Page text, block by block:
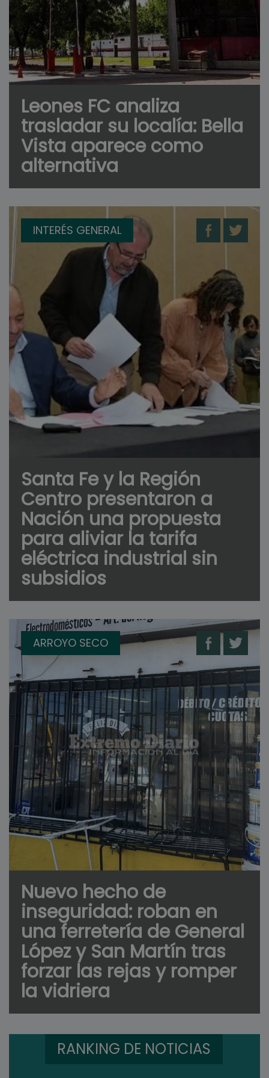
Leones FC analiza
trasladar su localía: Bella
Vista aparece como
alternativa
INTERÉS GENERAL
Santa Fe y la Región
Centro presentaron a
Nación una propuesta
para aliviar la tarifa
eléctrica industrial sin
subsidios
ARROYO SECO
Nuevo hecho de
inseguridad: roban en
una ferretería de General
López y San Martín tras
forzar las rejas y romper
la vidriera
RANKING DE NOTICIAS